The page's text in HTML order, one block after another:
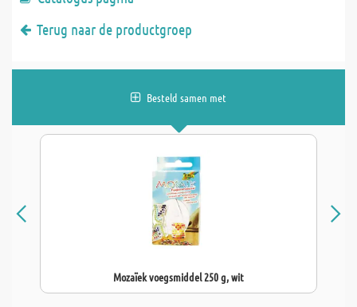
Terug naar de productgroep
Besteld samen met
Mozaïek voegsmiddel 250 g, wit